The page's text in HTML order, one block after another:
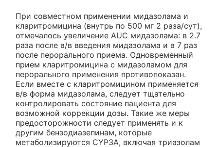
При совместном применении мидазолама и
кларитромицина (внутрь по 500 мг 2 раза/сут),
отмечалось увеличение AUC мидазолама: в 2.7
раза после в/в введения мидазолама и в 7 раз
после перорального приема. Одновременный
прием кларитромицина с мидазоламом для
перорального применения противопоказан.
Если вместе с кларитромицином применяется
в/в форма мидазолама, следует тщательно
контролировать состояние пациента для
возможной коррекции дозы. Такие же меры
предосторожности следует применять и к
другим бензодиазепинам, которые
метаболизируются CYP3A, включая триазолам